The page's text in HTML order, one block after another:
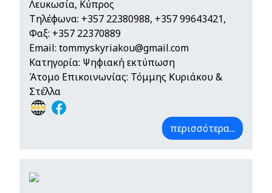
Λευκωσία, Κύπρος
Τηλέφωνα: +357 22380988, +357 99643421,
Φαξ: +357 22370889
Email: tommyskyriakou@gmail.com
Κατηγορία: Ψηφιακή εκτύπωση
Άτομο Επικοινωνίας: Τόμμης Κυριάκου &
Στέλλα
περισσότερα...